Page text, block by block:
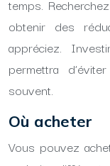
temps.
obtenir des
appréciez.
permettra
souvent.
Où acheter
Vous pouvez